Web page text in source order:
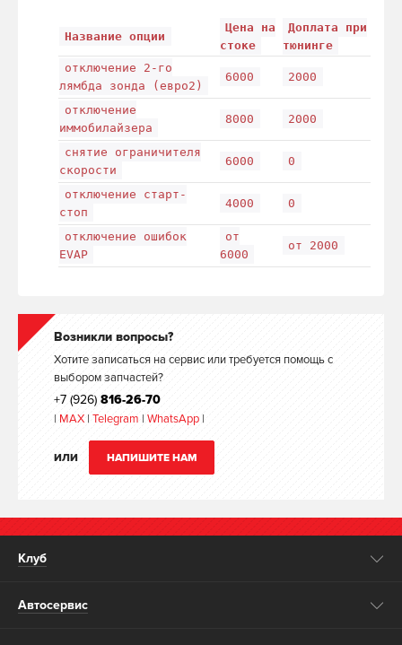
Название опции
Цена на
стоке
Доплата при
тюнинге
отключение 2-го
лямбда зонда (евро2)
6000 2000
отключение
иммобилайзера
8000 2000
снятие ограничителя
скорости
6000 0
отключение старт-
стоп
4000 0
отключение ошибок
EVAP
от
6000
от 2000
Возникли вопросы?
Хотите записаться на сервис или требуется помощь с
выбором запчастей?
+7 (926) 816-26-70
| MAX | Telegram | WhatsApp |
ИЛИ НАПИШИТЕ НАМ
Клуб
Автосервис